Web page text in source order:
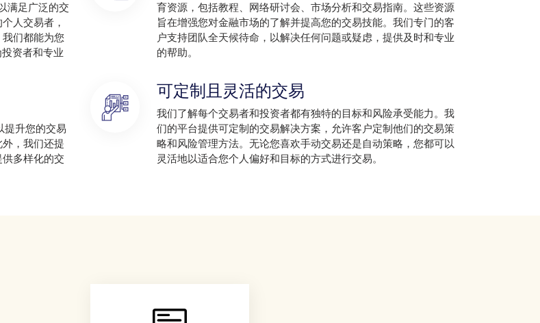
满足广泛的交
人交易者，
们都能为您
资者和专业
提升您的交易
，我们还提
多样化的交
育资源，包括教程、网络研讨会、市场分析和交易指南。这些资源
旨在增强您对金融市场的了解并提高您的交易技能。我们专门的客
户支持团队全天候待命，以解决任何问题或疑虑，提供及时和专业
的帮助。
可定制且灵活的交易
我们了解每个交易者和投资者都有独特的目标和风险承受能力。我
们的平台提供可定制的交易解决方案，允许客户定制他们的交易策
略和风险管理方法。无论您喜欢手动交易还是自动策略，您都可以
灵活地以适合您个人偏好和目标的方式进行交易。